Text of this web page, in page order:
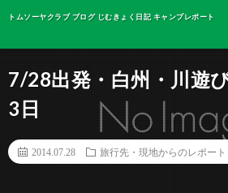
トムソーヤクラブ ブログ じむきょく日記 キャンプレポート
7/28出発・白州・川遊
3日
2014.07.28 旅行先・現地からのレポート